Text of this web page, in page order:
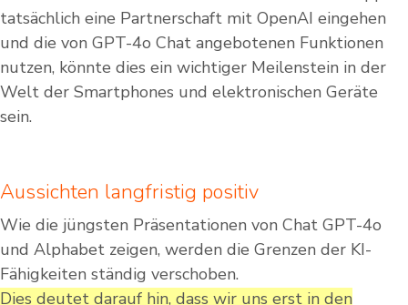
tatsächlich eine Partnerschaft mit OpenAI eingehen
und die von GPT-4o Chat angebotenen Funktionen
nutzen, könnte dies ein wichtiger Meilenstein in der
Welt der Smartphones und elektronischen Geräte
sein.
Aussichten langfristig positiv
Wie die jüngsten Präsentationen von Chat GPT-4o
und Alphabet zeigen, werden die Grenzen der KI-
Fähigkeiten ständig verschoben.
Dies deutet darauf hin, dass wir uns erst in den